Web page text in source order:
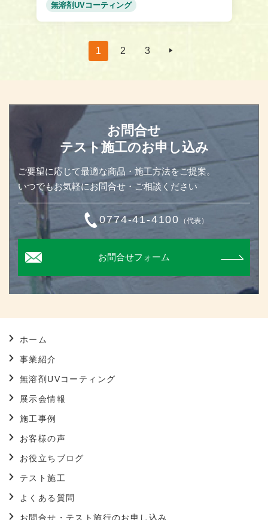
無溶剤UVコーティング
1 2 3
お問合せ
テスト施工のお申し込み
ご要望に応じて最適な商品・施工方法をご提案。
いつでもお気軽にお問合せ・ご相談ください
0774-41-4100 （代表）
お問合せフォーム
ホーム
事業紹介
無溶剤UVコーティング
展示会情報
施工事例
お客様の声
お役立ちブログ
テスト施工
よくある質問
お問合せ・テスト施行のお申し込み